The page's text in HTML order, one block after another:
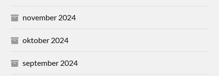
november 2024
oktober 2024
september 2024